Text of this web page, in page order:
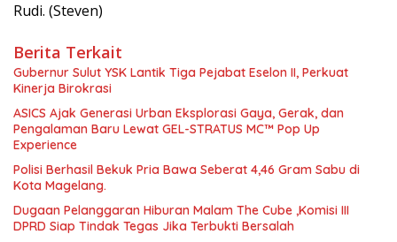
Rudi. (Steven)
Berita Terkait
Gubernur Sulut YSK Lantik Tiga Pejabat Eselon II, Perkuat
Kinerja Birokrasi
ASICS Ajak Generasi Urban Eksplorasi Gaya, Gerak, dan
Pengalaman Baru Lewat GEL-STRATUS MC™ Pop Up
Experience
Polisi Berhasil Bekuk Pria Bawa Seberat 4,46 Gram Sabu di
Kota Magelang.
Dugaan Pelanggaran Hiburan Malam The Cube ,Komisi III
DPRD Siap Tindak Tegas Jika Terbukti Bersalah